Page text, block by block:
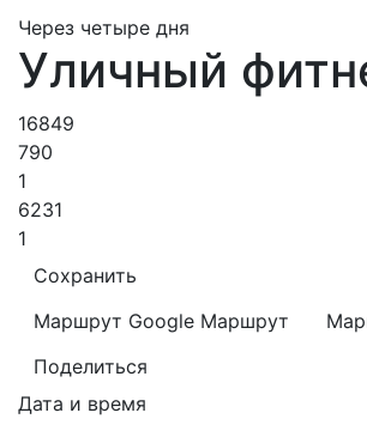
Через четыре дня
Уличный
16849
790
1
6231
1
Сохранить
Маршрут Google Маршрут
Поделиться
Дата и время